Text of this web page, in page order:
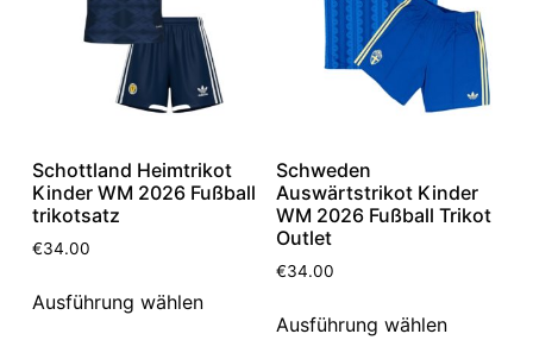
Schottland Heimtrikot
Kinder WM 2026 Fußball
trikotsatz
€34.00
Ausführung wählen
Schweden
Auswärtstrikot Kinder
WM 2026 Fußball Trikot
Outlet
€34.00
Ausführung wählen